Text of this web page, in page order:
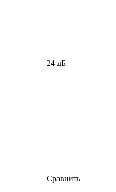
24 дБ
Сравнить